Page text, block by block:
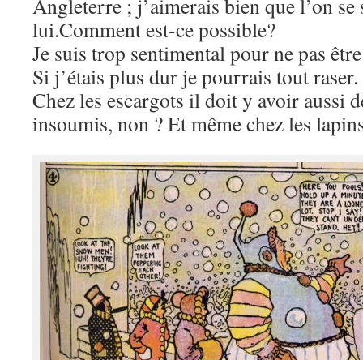
Angleterre ; j’aimerais bien que l’on se
lui.Comment est-ce possible?
Je suis trop sentimental pour ne pas
Si j’étais plus dur je pourrais tout raser.
Chez les escargots il doit y avoir aussi
insoumis, non ? Et même chez les